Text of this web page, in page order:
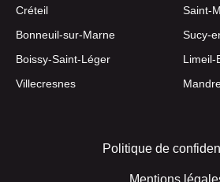
Créteil
Saint-
Bonneuil-sur-Marne
Sucy-
Boissy-Saint-Léger
Limeil-
Villecresnes
Politique de